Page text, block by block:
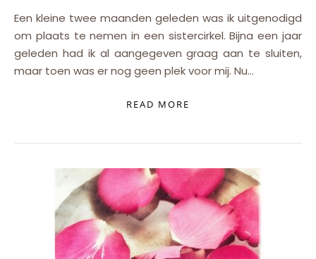
Een kleine twee maanden geleden was ik uitgenodigd
om plaats te nemen in een sistercirkel. Bijna een jaar
geleden had ik al aangegeven graag aan te sluiten,
maar toen was er nog geen plek voor mij. Nu…
READ MORE